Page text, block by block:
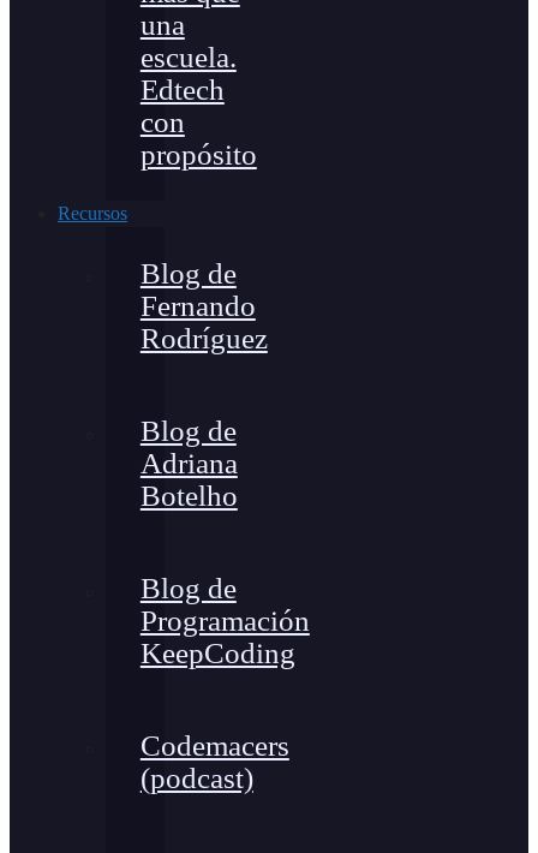
una
escuela.
Edtech
con
propósito
Recursos
Blog de
Fernando
Rodríguez
Blog de
Adriana
Botelho
Blog de
Programación
KeepCoding
Codemacers
(podcast)